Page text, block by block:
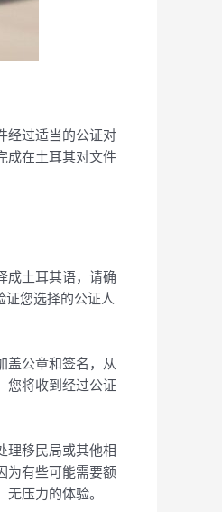
经过适当的公证对
成在土耳其对文件
成土耳其语，请确
您选择的公证人
盖公章和签名，从
您将收到经过公证
理移民局或其他相
为有些可能需要额
压力的体验。